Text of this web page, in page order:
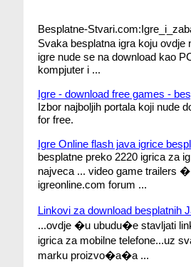
Besplatne-
Svaka besplatna igra koju
igre nude se na download kao
kompjuter i ...
Igre - download free games -
Izbor najboljih portala koji nude
for free.
Igre Online flash java igrice
besplatne preko 2220 igrica za
najveca ... video game trailers
igreonline.com forum ...
Linkovi za download besplatnih
...ovdje �u ubudu�e stavljati
igrica za mobilne telefone...uz
marku proizvo�a�a ...